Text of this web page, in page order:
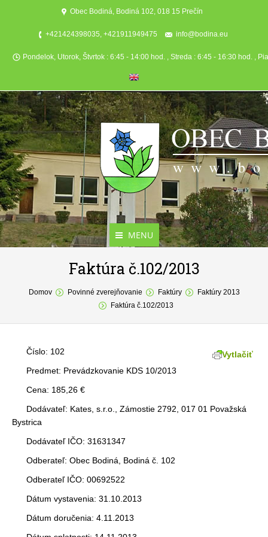
Obec Bodiná, Bodiná 102, 018 15 Prečín
+421424398035, +421911949475 info@bodina.eu
Pondelok, Utorok, Štvrtok : 6:45 - 14:00 hod. , Streda : 6:45 - 16:30 hod. ,
MENU
Aktuality
O obci
Formuláre
Fotogaléria
Kontakt
Faktúra č.102/2013
You are here:
Domov Povinné zverejňovanie Faktúry
Faktúry 2013
Faktúra č.102/2013
Vytlačiť
Číslo: 102
Predmet: Prevádzkovanie KDS 10/2013
Cena: 185,26 €
Dodávateľ: Kates, s.r.o., Zámostie 2792, 017 01 Považská
Bystrica
Dodávateľ IČO: 31631347
Odberateľ: Obec Bodiná, Bodiná č. 102
Odberateľ IČO: 00692522
Dátum vystavenia: 31.10.2013
Dátum doručenia: 4.11.2013